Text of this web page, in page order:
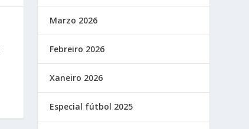
Marzo 2026
Febreiro 2026
Xaneiro 2026
Especial fútbol 2025